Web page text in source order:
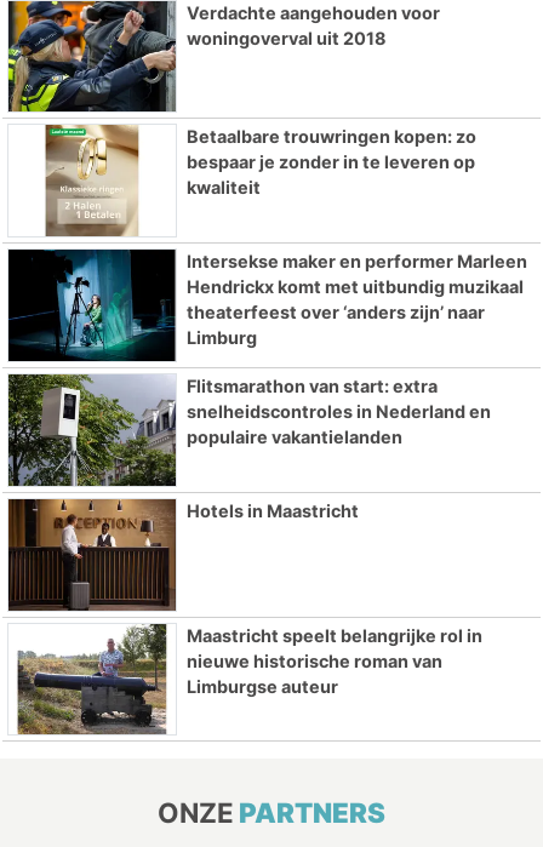
Verdachte aangehouden voor
woningoverval uit 2018
Betaalbare trouwringen kopen: zo
bespaar je zonder in te leveren op
kwaliteit
Intersekse maker en performer Marleen
Hendrickx komt met uitbundig muzikaal
theaterfeest over ‘anders zijn’ naar
Limburg
Flitsmarathon van start: extra
snelheidscontroles in Nederland en
populaire vakantielanden
Hotels in Maastricht
Maastricht speelt belangrijke rol in
nieuwe historische roman van
Limburgse auteur
ONZE PARTNERS